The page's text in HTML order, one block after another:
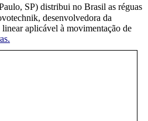
SP) distribui no Brasil as réguas
desenvolvedora da
aplicável à movimentação de